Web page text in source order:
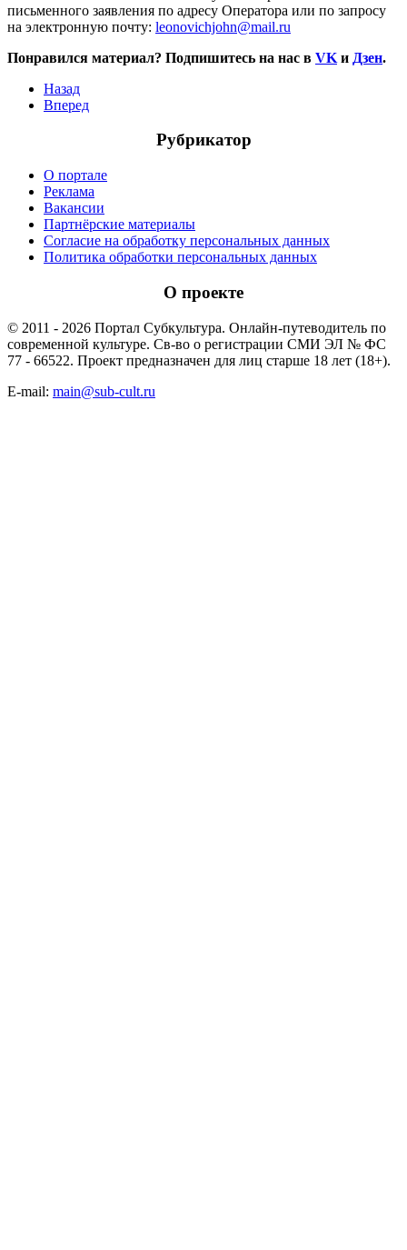
письменного заявления по адресу Оператора или по запросу
на электронную почту: leonovichjohn@mail.ru
Понравился материал? Подпишитесь на нас в VK и Дзен.
Назад
Вперед
Рубрикатор
О портале
Реклама
Вакансии
Партнёрские материалы
Согласие на обработку персональных данных
Политика обработки персональных данных
О проекте
© 2011 - 2026 Портал Субкультура. Онлайн-путеводитель по
современной культуре. Св-во о регистрации СМИ ЭЛ № ФС
77 - 66522. Проект предназначен для лиц старше 18 лет (18+).
E-mail: main@sub-cult.ru